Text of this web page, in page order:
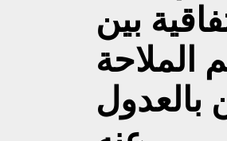
بين
الملاحة
بالعدول